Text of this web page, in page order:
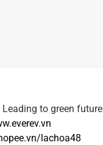
Leading to green future
lachoa48